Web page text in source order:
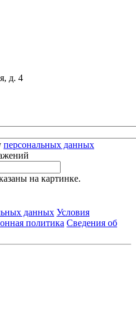
д. 4
персональных данных
на картинке.
данных Условия
политика Сведения об